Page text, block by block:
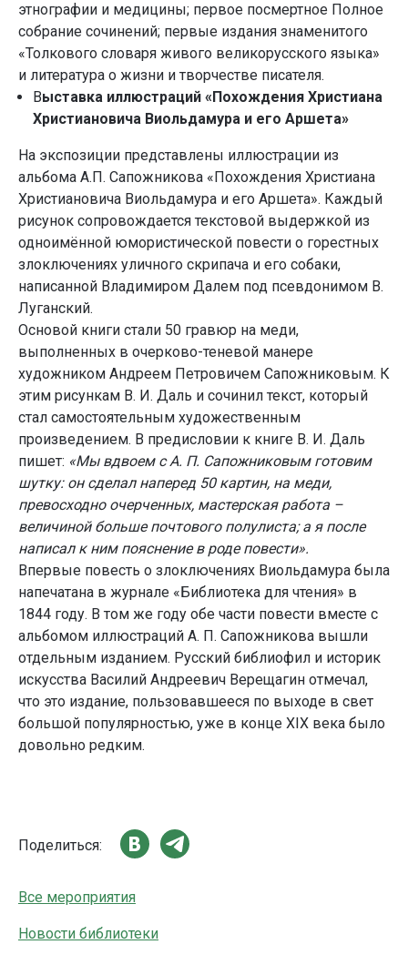
этнографии и медицины; первое посмертное Полное
собрание сочинений; первые издания знаменитого
«Толкового словаря живого великорусского языка»
и литература о жизни и творчестве писателя.
Выставка иллюстраций «Похождения Христиана
Христиановича Виольдамура и его Аршета»
На экспозиции представлены иллюстрации из
альбома А.П. Сапожникова «Похождения Христиана
Христиановича Виольдамура и его Аршета». Каждый
рисунок сопровождается текстовой выдержкой из
одноимённой юмористической повести о горестных
злоключениях уличного скрипача и его собаки,
написанной Владимиром Далем под псевдонимом В.
Луганский.
Основой книги стали 50 гравюр на меди,
выполненных в очерково-теневой манере
художником Андреем Петровичем Сапожниковым. К
этим рисункам В. И. Даль и сочинил текст, который
стал самостоятельным художественным
произведением. В предисловии к книге В. И. Даль
пишет: «Мы вдвоем с А. П. Сапожниковым готовим
шутку: он сделал наперед 50 картин, на меди,
превосходно очерченных, мастерская работа –
величиной больше почтового полулиста; а я после
написал к ним пояснение в роде повести».
Впервые повесть о злоключениях Виольдамура была
напечатана в журнале «Библиотека для чтения» в
1844 году. В том же году обе части повести вместе с
альбомом иллюстраций А. П. Сапожникова вышли
отдельным изданием. Русский библиофил и историк
искусства Василий Андреевич Верещагин отмечал,
что это издание, пользовавшееся по выходе в свет
большой популярностью, уже в конце XIX века было
довольно редким.
Поделиться:
Все мероприятия
Новости библиотеки